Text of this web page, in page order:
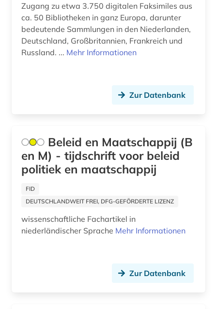
geschichte 1827-1890 (1)
geschichte 1850-1938 (1)
geschichte 1880-2000 (1)
geschichte 1940-1965 (1)
geschichte 1945-1967 (1)
geschichte anfänge - 1910 (1)
Zugang zu etwa 3.750 digitalen Faksimiles aus
ca. 50 Bibliotheken in ganz Europa, darunter
bedeutende Sammlungen in den Niederlanden,
Deutschland, Großbritannien, Frankreich und
Russland. ... Mehr Informationen
Zur Datenbank
Beleid en Maatschappij (B
en M) - tijdschrift voor beleid
politiek en maatschappij
FID
DEUTSCHLANDWEIT FREI, DFG-GEFÖRDERTE LIZENZ
wissenschaftliche Fachartikel in
niederländischer Sprache Mehr Informationen
Zur Datenbank